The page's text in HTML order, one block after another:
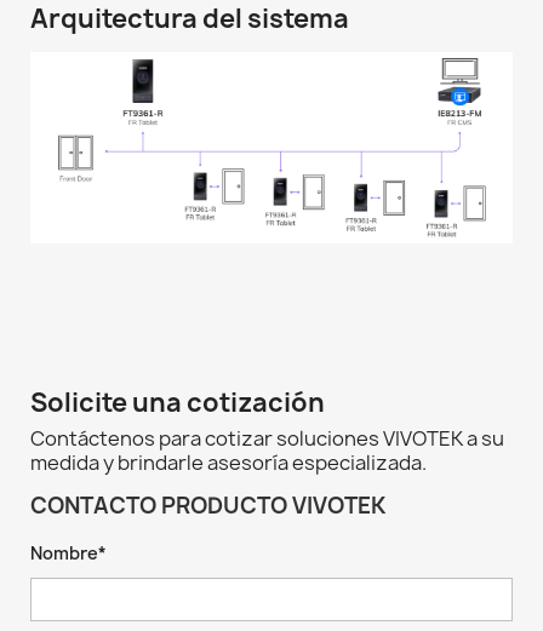
Arquitectura del sistema
Solicite una cotización
Contáctenos para cotizar soluciones VIVOTEK a su
medida y brindarle asesoría especializada.
CONTACTO PRODUCTO VIVOTEK
Nombre*